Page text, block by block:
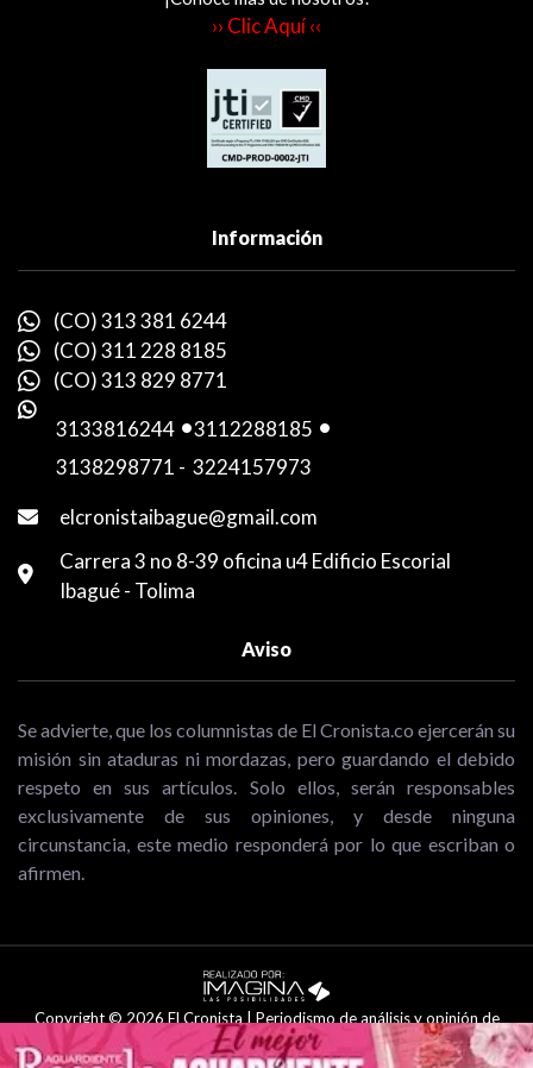
›› Clic Aquí ‹‹
Información
(CO) 313 381 6244
(CO) 311 228 8185
(CO) 313 829 8771
3133816244 -3112288185 -
3138298771 - 3224157973
elcronistaibague@gmail.com
Carrera 3 no 8-39 oficina u4 Edificio Escorial
Ibagué - Tolima
Aviso
Se advierte, que los columnistas de El Cronista.co ejercerán su
misión sin ataduras ni mordazas, pero guardando el debido
respeto en sus artículos. Solo ellos, serán responsables
exclusivamente de sus opiniones, y desde ninguna
circunstancia, este medio responderá por lo que escriban o
afirmen.
Copyright © 2026 El Cronista | Periodismo de análisis y opinión de
Ibagué y el Tolima .Todos los Derechos Reservados